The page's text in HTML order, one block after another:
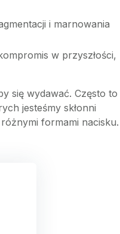
i marnowania
w przyszłości,
się wydawać. Często to
jesteśmy skłonni
formami nacisku.